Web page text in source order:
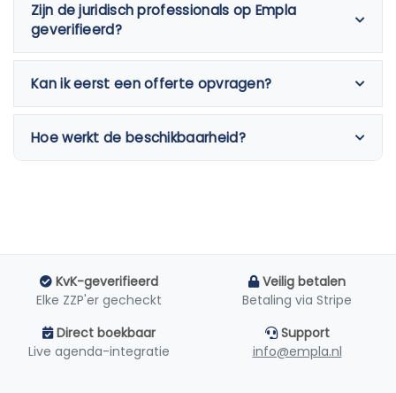
Zijn de juridisch professionals op Empla
geverifieerd?
Kan ik eerst een offerte opvragen?
Hoe werkt de beschikbaarheid?
KvK-geverifieerd
Elke ZZP'er gecheckt
Veilig betalen
Betaling via Stripe
Direct boekbaar
Live agenda-integratie
Support
info@empla.nl